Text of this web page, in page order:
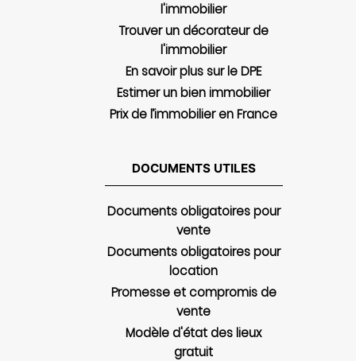
l'immobilier
Trouver un décorateur de
l'immobilier
En savoir plus sur le DPE
Estimer un bien immobilier
Prix de l’immobilier en France
DOCUMENTS UTILES
Documents obligatoires pour
vente
Documents obligatoires pour
location
Promesse et compromis de
vente
Modèle d'état des lieux
gratuit